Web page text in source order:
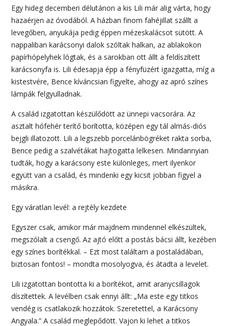
Egy hideg decemberi délutánon a kis Lili már alig várta, hogy
hazaérjen az óvodából. A házban finom fahéjillat szállt a
levegőben, anyukája pedig éppen mézeskalácsot sütött. A
nappaliban karácsonyi dalok szóltak halkan, az ablakokon
papírhópelyhek lógtak, és a sarokban ott állt a feldíszített
karácsonyfa is. Lili édesapja épp a fényfüzért igazgatta, míg a
kistestvére, Bence kíváncsian figyelte, ahogy az apró színes
lámpák felgyulladnak.
A család izgatottan készülődött az ünnepi vacsorára. Az
asztalt hófehér terítő borította, középen egy tál almás-diós
bejgli illatozott. Lili a legszebb porcelánbögréket rakta sorba,
Bence pedig a szalvétákat hajtogatta lelkesen. Mindannyian
tudták, hogy a karácsony este különleges, mert ilyenkor
együtt van a család, és mindenki egy kicsit jobban figyel a
másikra.
Egy váratlan levél: a rejtély kezdete
Egyszer csak, amikor már majdnem mindennel elkészültek,
megszólalt a csengő. Az ajtó előtt a postás bácsi állt, kezében
egy színes borítékkal. – Ezt most találtam a postaládában,
biztosan fontos! – mondta mosolyogva, és átadta a levelet.
Lili izgatottan bontotta ki a borítékot, amit aranycsillagok
díszítettek. A levélben csak ennyi állt: „Ma este egy titkos
vendég is csatlakozik hozzátok. Szeretettel, a Karácsony
Angyala.” A család meglepődött. Vajon ki lehet a titkos